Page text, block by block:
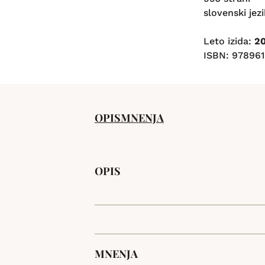
slovenski
Leto izida:
ISBN:
OPISMNENJA
OPIS
MNENJA